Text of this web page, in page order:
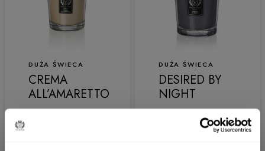
DUŻA ŚWIECA
CREMA
ALL’AMARETTO
DUŻA ŚWIECA
DESIRED BY
NIGHT